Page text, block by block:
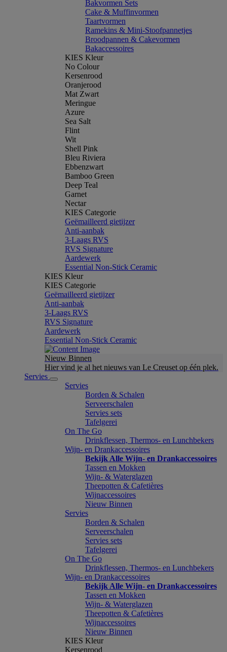
Bakvormen Sets
Cake & Muffinvormen
Taartvormen
Ramekins & Mini-Stoofpannetjes
Broodpannen & Cakevormen
Bakaccessoires
KIES Kleur
No Colour
Kersenrood
Oranjerood
Mat Zwart
Meringue
Azure
Sea Salt
Flint
Wit
Shell Pink
Bleu Riviera
Ebbenzwart
Bamboo Green
Deep Teal
Garnet
Nectar
KIES Categorie
Geëmailleerd gietijzer
Anti-aanbak
3-Laags RVS
RVS Signature
Aardewerk
Essential Non-Stick Ceramic
KIES Kleur
KIES Categorie
Geëmailleerd gietijzer
Anti-aanbak
3-Laags RVS
RVS Signature
Aardewerk
Essential Non-Stick Ceramic
Nieuw Binnen
Hier vind je al het nieuws van Le Creuset op één plek.
Servies
Servies
Borden & Schalen
Serveerschalen
Servies sets
Tafelgerei
On The Go
Drinkflessen, Thermos- en Lunchbekers
Wijn- en Drankaccessoires
Bekijk Alle Wijn- en Drankaccessoires
Tassen en Mokken
Wijn- & Waterglazen
Theepotten & Cafetières
Wijnaccessoires
Nieuw Binnen
Servies
Borden & Schalen
Serveerschalen
Servies sets
Tafelgerei
On The Go
Drinkflessen, Thermos- en Lunchbekers
Wijn- en Drankaccessoires
Bekijk Alle Wijn- en Drankaccessoires
Tassen en Mokken
Wijn- & Waterglazen
Theepotten & Cafetières
Wijnaccessoires
Nieuw Binnen
KIES Kleur
Kersenrood